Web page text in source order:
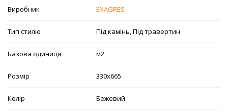
Виробник EXAGRES
Тип стилю Під камінь, Під травертин
Базова одиниця м2
Розмір 330х665
Колір Бежевий